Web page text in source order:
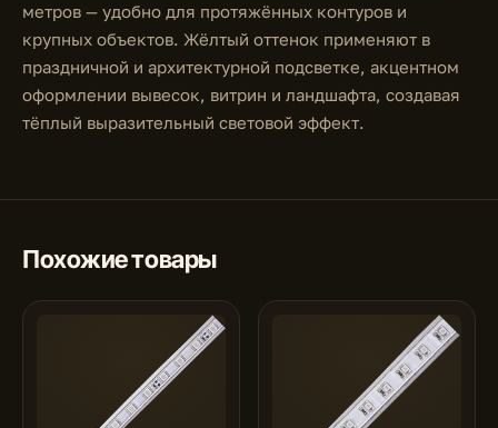
метров — удобно для протяжённых контуров и
крупных объектов. Жёлтый оттенок применяют в
праздничной и архитектурной подсветке, акцентном
оформлении вывесок, витрин и ландшафта, создавая
тёплый выразительный световой эффект.
Похожие товары